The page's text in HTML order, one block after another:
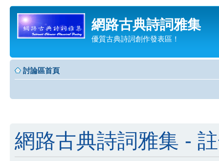
網路古典詩詞雅集
優質古典詩詞創作發表區！
討論區首頁
網路古典詩詞雅集 -